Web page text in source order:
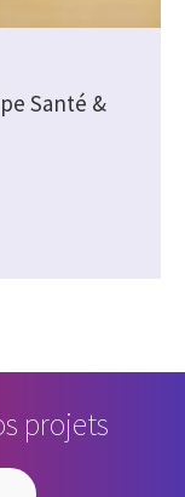
Santé &
projets